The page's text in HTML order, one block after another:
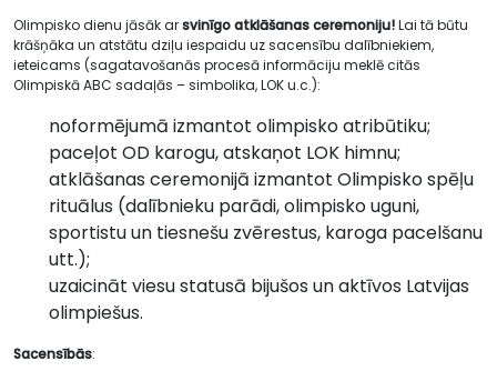
Olimpisko dienu jāsāk arsvinīgo atklāšanas ceremoniju!Lai tā būtu
krāšņāka un atstātu dziļu iespaidu uz sacensību dalībniekiem,
ieteicams (sagatavošanās procesā informāciju meklē citās
Olimpiskā ABC sadaļās – simbolika, LOK u.c.):
noformējumā izmantot olimpisko atribūtiku;
paceļot OD karogu, atskaņot LOK himnu;
atklāšanas ceremonijā izmantot Olimpisko spēļu
rituālus (dalībnieku parādi, olimpisko uguni,
sportistu un tiesnešu zvērestus, karoga pacelšanu
utt.);
uzaicināt viesu statusā bijušos un aktīvos Latvijas
olimpiešus.
Sacensībās: